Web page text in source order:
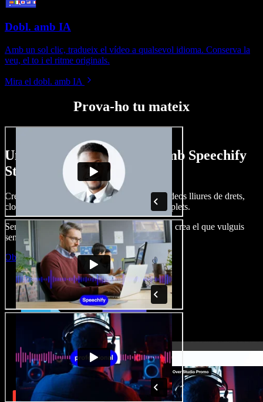
Dobl. amb IA
Amb un sol clic, tradueix el vídeo a qualsevol idioma. Conserva la
veu, el to i el ritme originals.
Mira el dobl. amb IA
Prova-ho tu mateix
Un tastet del que pots fer amb Speechify
Studio.
Crea dobl. de veu, afegeix imatges, àudio, vídeos lliures de drets,
clona veus i munta projectes multimèdia complets.
Sense corba d’aprenentatge, tot al navegador: crea el que vulguis
sense els límits de sempre.
Obre l'Studio